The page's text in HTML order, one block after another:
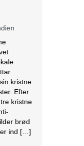
kristne
Efter
kristne
brød
ind […]